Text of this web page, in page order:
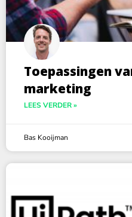
Toepassingen
marketing
LEES VERDER »
Bas Kooijman